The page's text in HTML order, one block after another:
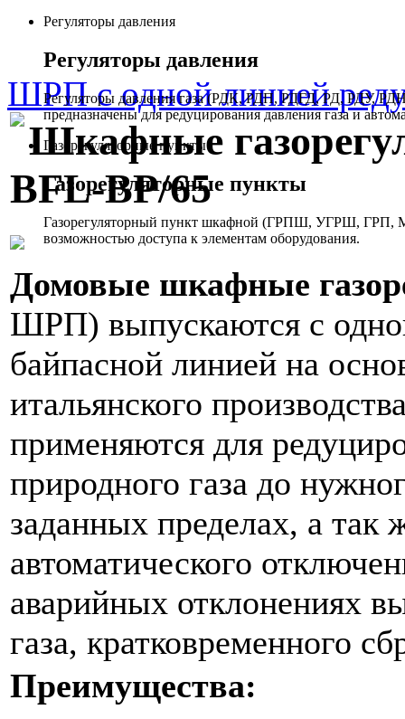
Регуляторы давления
Регуляторы давления
Регуляторы давления газа (РДК, РДП, РДГД, РД, РДУ,
предназначены для редуцирования давления газа и
Газорегуляторные пункты
Газорегуляторные пункты
Газорегуляторный пункт шкафной (ГРПШ, УГРШ, ГРП,
возможностью доступа к элементам оборудования.
ШРП с одной линией
Шкафные
BFL-BP/65
Домовые шкафные
ШРП) выпускаются с
байпасной линией на
итальянского
применяются для
природного газа до
заданных пределах, а так
автоматического
аварийных отклонениях
газа, кратковременного
Преимущества: